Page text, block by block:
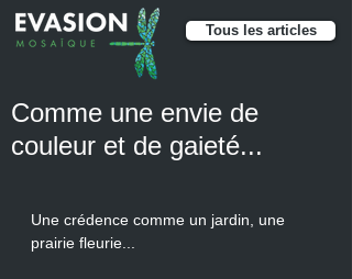
Tous les articles
Comme une envie de
couleur et de gaieté...
Une crédence comme un jardin, une
prairie fleurie...